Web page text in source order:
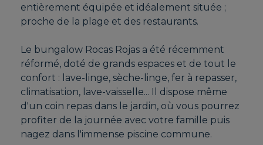
entièrement équipée et idéalement située ;
proche de la plage et des restaurants.
Le bungalow Rocas Rojas a été récemment
réformé, doté de grands espaces et de tout le
confort : lave-linge, sèche-linge, fer à repasser,
climatisation, lave-vaisselle... Il dispose même
d'un coin repas dans le jardin, où vous pourrez
profiter de la journée avec votre famille puis
nagez dans l'immense piscine commune.